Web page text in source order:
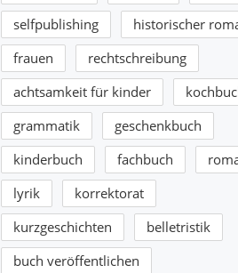
selfpublishing
historischer
frauen
rechtschreibung
achtsamkeit für kinder
grammatik
geschenkbuch
kinderbuch
fachbuch
lyrik
korrektorat
kurzgeschichten
belletristik
buch veröffentlichen